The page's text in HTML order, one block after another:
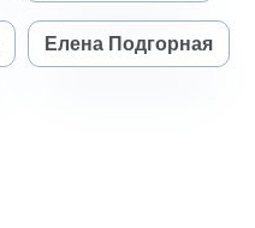
Елена Подгорная